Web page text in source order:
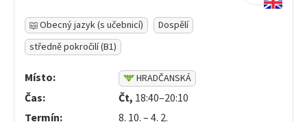
Obecný jazyk (s učebnicí)
Dospělí
středně pokročilí (B1)
Místo: HRADČANSKÁ
Čas: Čt, 18:40–20:10
Termín:
8. 10. – 4. 2.